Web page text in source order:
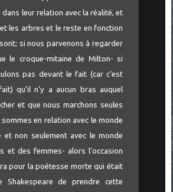
dans leur relation avec la réalité, et
les arbres et le reste en fonction
si nous parvenons à regarder
le croque-mitaine de Milton- si
pas devant le fait (car c’est
qu’il n’y a aucun bras auquel
et que nous marchons seules
en relation avec le monde
et non seulement avec le monde
et des femmes- alors l’occasion
pour la poétesse morte qui était
de prendre cette